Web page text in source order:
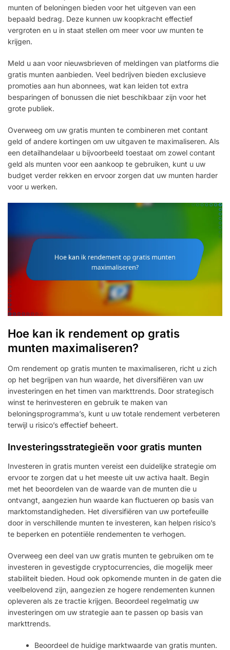
munten of beloningen bieden voor het uitgeven van een
bepaald bedrag. Deze kunnen uw koopkracht effectief
vergroten en u in staat stellen om meer voor uw munten te
krijgen.
Meld u aan voor nieuwsbrieven of meldingen van platforms die
gratis munten aanbieden. Veel bedrijven bieden exclusieve
promoties aan hun abonnees, wat kan leiden tot extra
besparingen of bonussen die niet beschikbaar zijn voor het
grote publiek.
Overweeg om uw gratis munten te combineren met contant
geld of andere kortingen om uw uitgaven te maximaliseren. Als
een detailhandelaar u bijvoorbeeld toestaat om zowel contant
geld als munten voor een aankoop te gebruiken, kunt u uw
budget verder rekken en ervoor zorgen dat uw munten harder
voor u werken.
Hoe kan ik rendement op gratis
munten maximaliseren?
Om rendement op gratis munten te maximaliseren, richt u zich
op het begrijpen van hun waarde, het diversifiëren van uw
investeringen en het timen van markttrends. Door strategisch
winst te herinvesteren en gebruik te maken van
beloningsprogramma’s, kunt u uw totale rendement verbeteren
terwijl u risico’s effectief beheert.
Investeringsstrategieën voor gratis munten
Investeren in gratis munten vereist een duidelijke strategie om
ervoor te zorgen dat u het meeste uit uw activa haalt. Begin
met het beoordelen van de waarde van de munten die u
ontvangt, aangezien hun waarde kan fluctueren op basis van
marktomstandigheden. Het diversifiëren van uw portefeuille
door in verschillende munten te investeren, kan helpen risico’s
te beperken en potentiële rendementen te verhogen.
Overweeg een deel van uw gratis munten te gebruiken om te
investeren in gevestigde cryptocurrencies, die mogelijk meer
stabiliteit bieden. Houd ook opkomende munten in de gaten die
veelbelovend zijn, aangezien ze hogere rendementen kunnen
opleveren als ze tractie krijgen. Beoordeel regelmatig uw
investeringen om uw strategie aan te passen op basis van
markttrends.
Beoordeel de huidige marktwaarde van gratis munten.